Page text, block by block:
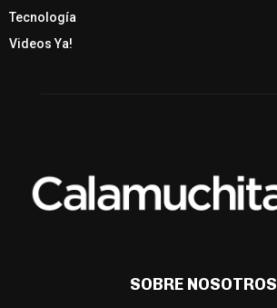
Tecnología
Videos Ya!
SOBRE NOSOTROS